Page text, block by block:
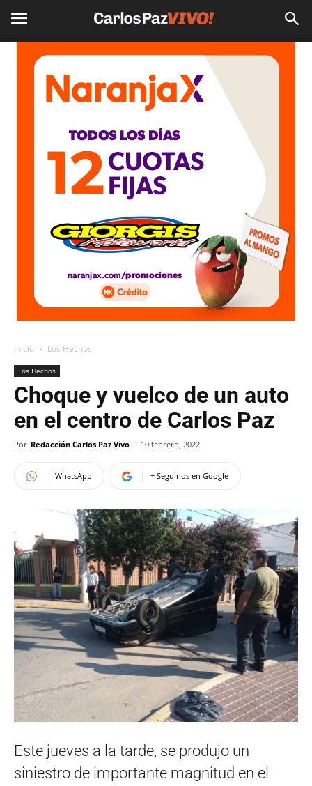
Inicio Los Hechos
Los Hechos
Choque y vuelco de un auto
en el centro de Carlos Paz
Por Redacción Carlos Paz Vivo - 10 febrero, 2022
WhatsApp + Seguinos en Google
Este jueves a la tarde, se produjo un
siniestro de importante magnitud en el